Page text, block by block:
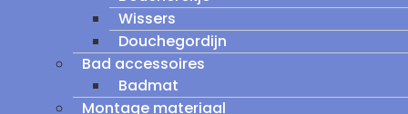
Wissers
Douchegordijn
Bad accessoires
Badmat
Montage materiaal